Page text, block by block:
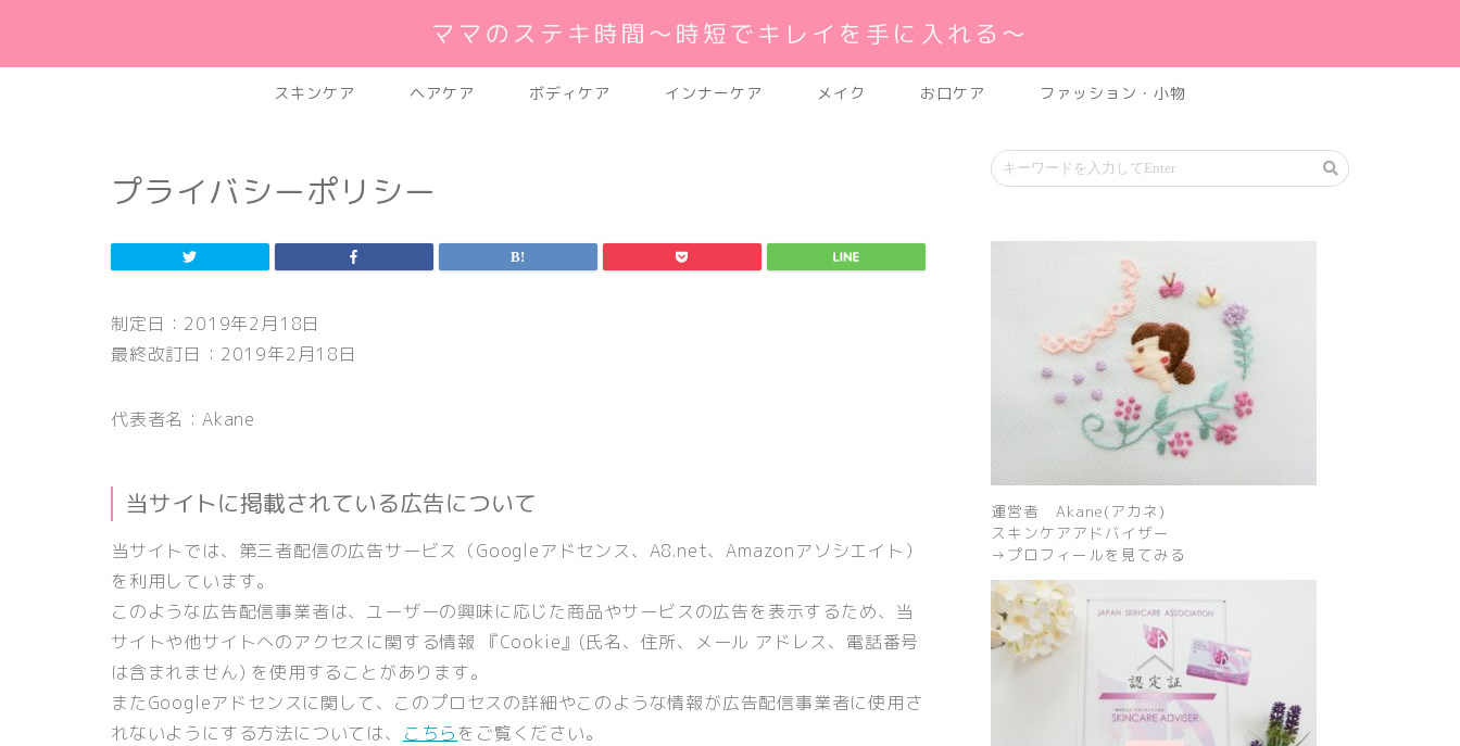
ママのステキ時間～時短でキレイを手に入れる～
スキンケア ヘアケア ボディケア インナーケア メイク お口ケア ファッション・小物
プライバシーポリシー
制定日：2019年2月18日
最終改訂日：2019年2月18日
代表者名：Akane
当サイトに掲載されている広告について
当サイトでは、第三者配信の広告サービス（Googleアドセンス、A8.net、Amazonアソシエイト）
を利用しています。
このような広告配信事業者は、ユーザーの興味に応じた商品やサービスの広告を表示するため、当
サイトや他サイトへのアクセスに関する情報 『Cookie』(氏名、住所、メール アドレス、電話番号
は含まれません) を使用することがあります。
またGoogleアドセンスに関して、このプロセスの詳細やこのような情報が広告配信事業者に使用さ
れないようにする方法については、 こちらをご覧ください。
運営者 Akane(アカネ)
スキンケアアドバイザー
→ プロフィールを見てみる